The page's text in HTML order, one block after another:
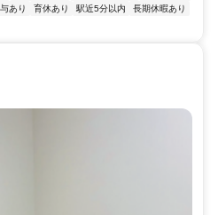
あり 育休あり 駅近5分以内
長期休暇あり